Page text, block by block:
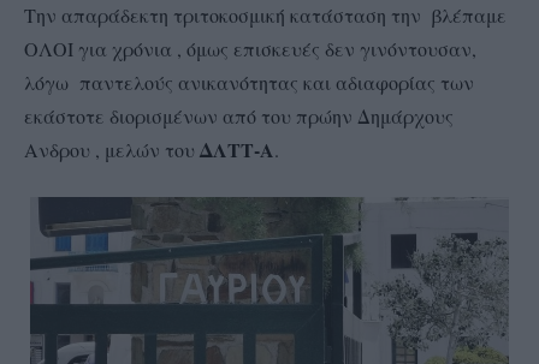
Την απαράδεκτη τριτοκοσμική κατάσταση την βλέπαμε
ΟΛΟΙ για χρόνια , όμως επισκευές δεν γινόντουσαν,
λόγω παντελούς ανικανότητας και αδιαφορίας των
εκάστοτε διορισμένων από του πρώην Δημάρχους
Ανδρου , μελών του ΔΛΤΤ-Α.